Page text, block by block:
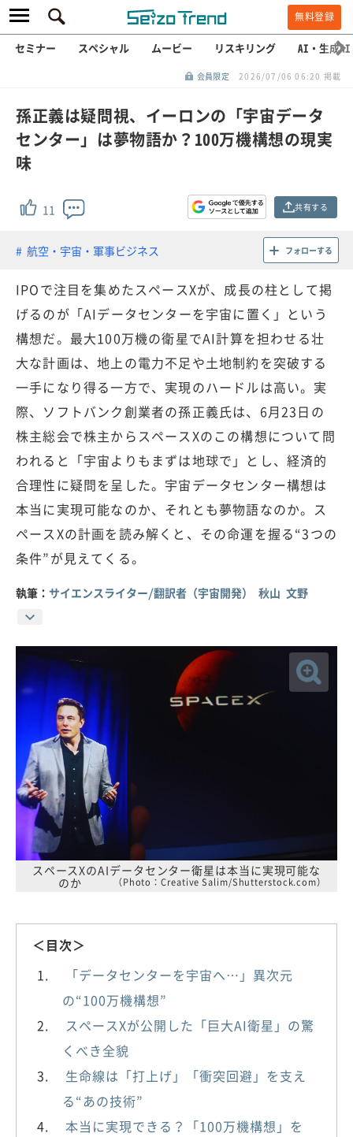
無料登録
セミナー スペシャル ムービー リスキリング AI・生成AI
会員限定 2026/07/06 06:20 掲載
孫正義は疑問視、イーロンの「宇宙データ
センター」は夢物語か？100万機構想の現実
味
11 共有する
航空・宇宙・軍事ビジネス フォローする
IPOで注目を集めたスペースXが、成長の柱として掲
げるのが「AIデータセンターを宇宙に置く」という
構想だ。最大100万機の衛星でAI計算を担わせる壮
大な計画は、地上の電力不足や土地制約を突破する
一手になり得る一方で、実現のハードルは高い。実
際、ソフトバンク創業者の孫正義氏は、6月23日の
株主総会で株主からスペースXのこの構想について問
われると「宇宙よりもまずは地球で」とし、経済的
合理性に疑問を呈した。宇宙データセンター構想は
本当に実現可能なのか、それとも夢物語なのか。ス
ペースXの計画を読み解くと、その命運を握る“3つの
条件”が見えてくる。
執筆： サイエンスライター/翻訳者（宇宙開発） 秋山 文野
スペースXのAIデータセンター衛星は本当に実現可能な
のか
（Photo：Creative Salim/Shutterstock.com）
＜目次＞
「データセンターを宇宙へ…」異次元
の“100万機構想”
スペースXが公開した「巨大AI衛星」の驚
くべき全貌
生命線は「打上げ」「衝突回避」を支え
る“あの技術”
本当に実現できる？「100万機構想」を